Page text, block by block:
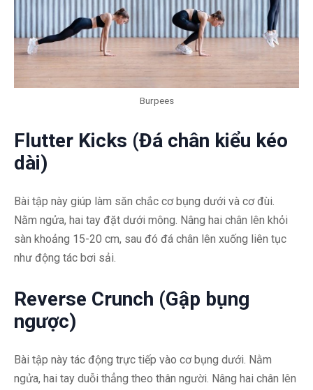
Burpees
Flutter Kicks (Đá chân kiểu kéo
dài)
Bài tập này giúp làm săn chắc cơ bụng dưới và cơ đùi.
Nằm ngửa, hai tay đặt dưới mông. Nâng hai chân lên khỏi
sàn khoảng 15-20 cm, sau đó đá chân lên xuống liên tục
như động tác bơi sải.
Reverse Crunch (Gập bụng
ngược)
Bài tập này tác động trực tiếp vào cơ bụng dưới. Nằm
ngửa, hai tay duỗi thẳng theo thân người. Nâng hai chân lên